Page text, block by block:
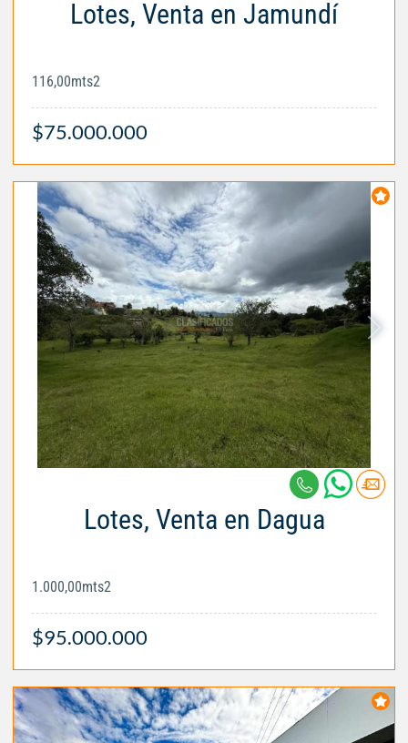
Lotes, Venta en Jamundí
116,00mts2
$75.000.000
Lotes, Venta en Dagua
1.000,00mts2
$95.000.000